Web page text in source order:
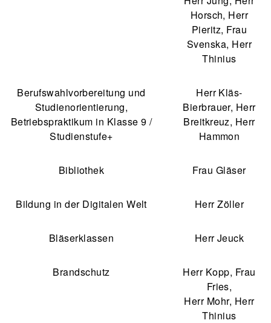
Horsch, Herr
Pieritz, Frau
Svenska, Herr
Thinius
Berufswahlvorbereitung und
Studienorientierung,
Betriebspraktikum in Klasse 9 /
Studienstufe+
Herr Kläs-
Bierbrauer, Herr
Breitkreuz, Herr
Hammon
Bibliothek Frau Gläser
Bildung in der Digitalen Welt Herr Zöller
Bläserklassen Herr Jeuck
Brandschutz
Herr Kopp, Frau
Fries,
Herr Mohr, Herr
Thinius